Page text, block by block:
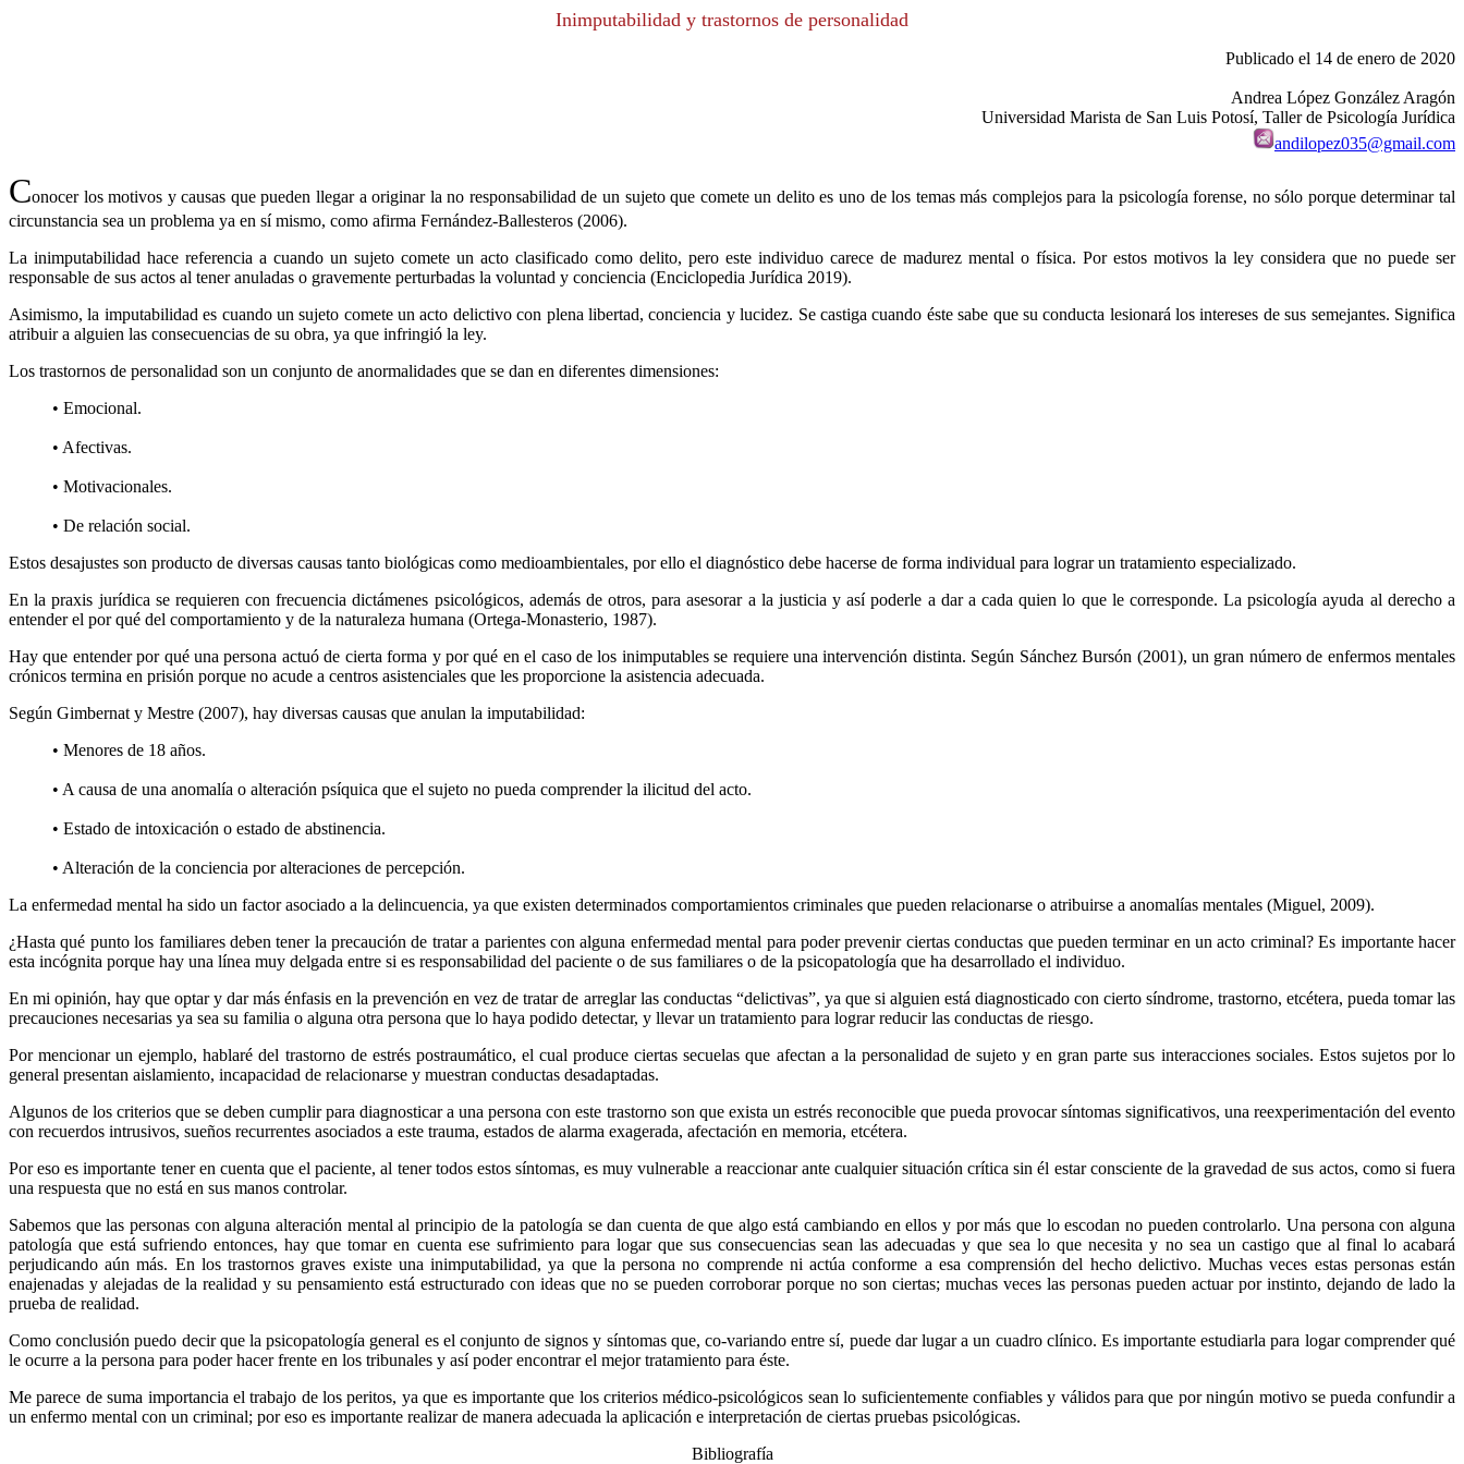
Inimputabilidad y trastornos de personalidad
Publicado el 14 de enero de 2020
Andrea López González Aragón
Universidad Marista de San Luis Potosí, Taller de Psicología Jurídica
andilopez035@gmail.com
Conocer los motivos y causas que pueden llegar a originar la no responsabilidad de un sujeto que comete un delito es uno de los temas más complejos para la psicología forense, no sólo porque determinar tal
circunstancia sea un problema ya en sí mismo, como afirma Fernández-Ballesteros (2006).
La inimputabilidad hace referencia a cuando un sujeto comete un acto clasificado como delito, pero este individuo carece de madurez mental o física. Por estos motivos la ley considera que no puede ser
responsable de sus actos al tener anuladas o gravemente perturbadas la voluntad y conciencia (Enciclopedia Jurídica 2019).
Asimismo, la imputabilidad es cuando un sujeto comete un acto delictivo con plena libertad, conciencia y lucidez. Se castiga cuando éste sabe que su conducta lesionará los intereses de sus semejantes. Significa
atribuir a alguien las consecuencias de su obra, ya que infringió la ley.
Los trastornos de personalidad son un conjunto de anormalidades que se dan en diferentes dimensiones:
• Emocional.
• Afectivas.
• Motivacionales.
• De relación social.
Estos desajustes son producto de diversas causas tanto biológicas como medioambientales, por ello el diagnóstico debe hacerse de forma individual para lograr un tratamiento especializado.
En la praxis jurídica se requieren con frecuencia dictámenes psicológicos, además de otros, para asesorar a la justicia y así poderle a dar a cada quien lo que le corresponde. La psicología ayuda al derecho a
entender el por qué del comportamiento y de la naturaleza humana (Ortega-Monasterio, 1987).
Hay que entender por qué una persona actuó de cierta forma y por qué en el caso de los inimputables se requiere una intervención distinta. Según Sánchez Bursón (2001), un gran número de enfermos mentales
crónicos termina en prisión porque no acude a centros asistenciales que les proporcione la asistencia adecuada.
Según Gimbernat y Mestre (2007), hay diversas causas que anulan la imputabilidad:
• Menores de 18 años.
• A causa de una anomalía o alteración psíquica que el sujeto no pueda comprender la ilicitud del acto.
• Estado de intoxicación o estado de abstinencia.
• Alteración de la conciencia por alteraciones de percepción.
La enfermedad mental ha sido un factor asociado a la delincuencia, ya que existen determinados comportamientos criminales que pueden relacionarse o atribuirse a anomalías mentales (Miguel, 2009).
¿Hasta qué punto los familiares deben tener la precaución de tratar a parientes con alguna enfermedad mental para poder prevenir ciertas conductas que pueden terminar en un acto criminal? Es importante hacer
esta incógnita porque hay una línea muy delgada entre si es responsabilidad del paciente o de sus familiares o de la psicopatología que ha desarrollado el individuo.
En mi opinión, hay que optar y dar más énfasis en la prevención en vez de tratar de arreglar las conductas “delictivas”, ya que si alguien está diagnosticado con cierto síndrome, trastorno, etcétera, pueda tomar las
precauciones necesarias ya sea su familia o alguna otra persona que lo haya podido detectar, y llevar un tratamiento para lograr reducir las conductas de riesgo.
Por mencionar un ejemplo, hablaré del trastorno de estrés postraumático, el cual produce ciertas secuelas que afectan a la personalidad de sujeto y en gran parte sus interacciones sociales. Estos sujetos por lo
general presentan aislamiento, incapacidad de relacionarse y muestran conductas desadaptadas.
Algunos de los criterios que se deben cumplir para diagnosticar a una persona con este trastorno son que exista un estrés reconocible que pueda provocar síntomas significativos, una reexperimentación del evento
con recuerdos intrusivos, sueños recurrentes asociados a este trauma, estados de alarma exagerada, afectación en memoria, etcétera.
Por eso es importante tener en cuenta que el paciente, al tener todos estos síntomas, es muy vulnerable a reaccionar ante cualquier situación crítica sin él estar consciente de la gravedad de sus actos, como si fuera
una respuesta que no está en sus manos controlar.
Sabemos que las personas con alguna alteración mental al principio de la patología se dan cuenta de que algo está cambiando en ellos y por más que lo escodan no pueden controlarlo. Una persona con alguna
patología que está sufriendo entonces, hay que tomar en cuenta ese sufrimiento para logar que sus consecuencias sean las adecuadas y que sea lo que necesita y no sea un castigo que al final lo acabará
perjudicando aún más. En los trastornos graves existe una inimputabilidad, ya que la persona no comprende ni actúa conforme a esa comprensión del hecho delictivo. Muchas veces estas personas están
enajenadas y alejadas de la realidad y su pensamiento está estructurado con ideas que no se pueden corroborar porque no son ciertas; muchas veces las personas pueden actuar por instinto, dejando de lado la
prueba de realidad.
Como conclusión puedo decir que la psicopatología general es el conjunto de signos y síntomas que, co-variando entre sí, puede dar lugar a un cuadro clínico. Es importante estudiarla para logar comprender qué
le ocurre a la persona para poder hacer frente en los tribunales y así poder encontrar el mejor tratamiento para éste.
Me parece de suma importancia el trabajo de los peritos, ya que es importante que los criterios médico-psicológicos sean lo suficientemente confiables y válidos para que por ningún motivo se pueda confundir a
un enfermo mental con un criminal; por eso es importante realizar de manera adecuada la aplicación e interpretación de ciertas pruebas psicológicas.
Bibliografía